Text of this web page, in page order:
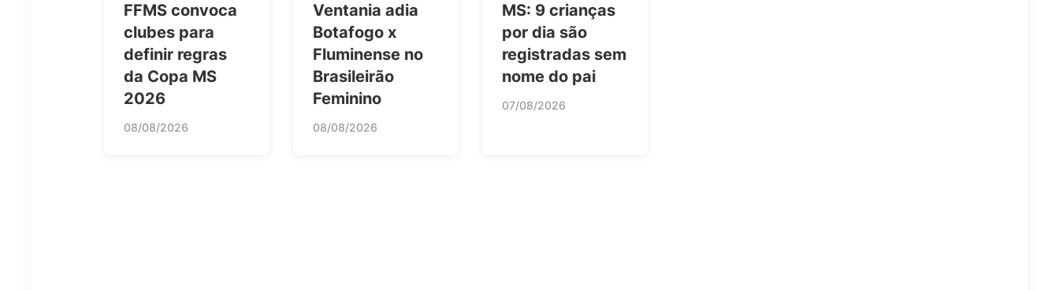
FFMS convoca
clubes para
definir regras
da Copa MS
2026
08/08/2026
Ventania adia
Botafogo x
Fluminense no
Brasileirão
Feminino
08/08/2026
MS: 9 crianças
por dia são
registradas sem
nome do pai
07/08/2026